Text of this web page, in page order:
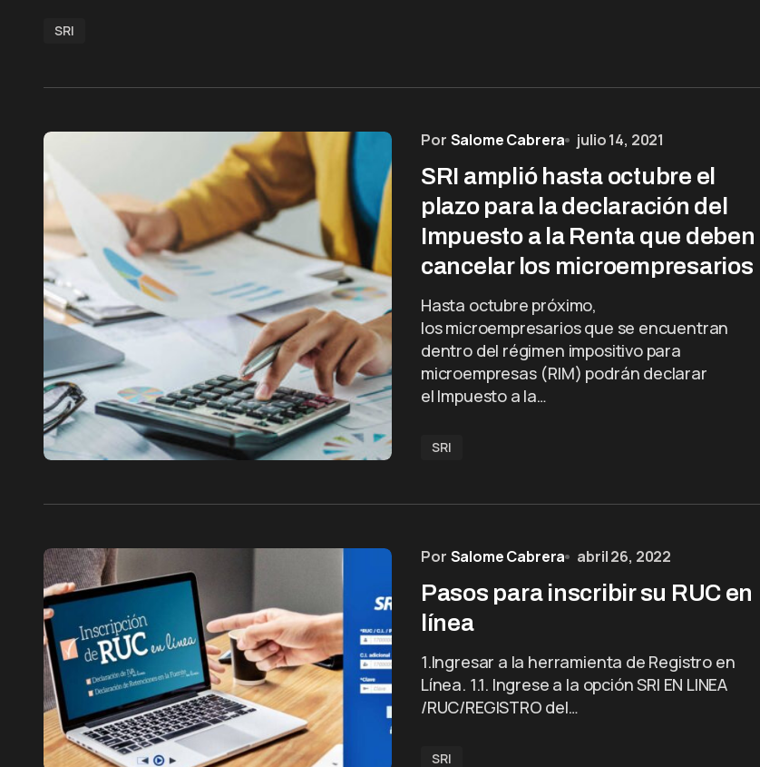
SRI
Por Salome Cabrera julio 14, 2021
SRI amplió hasta octubre el
plazo para la declaración del
Impuesto a la Renta que deben
cancelar los microempresarios
Hasta octubre próximo,
los microempresarios que se encuentran
dentro del régimen impositivo para
microempresas (RIM) podrán declarar
el Impuesto a la…
SRI
Por Salome Cabrera abril 26, 2022
Pasos para inscribir su RUC en
línea
1.Ingresar a la herramienta de Registro en
Línea. 1.1. Ingrese a la opción SRI EN LINEA
/RUC/REGISTRO del…
SRI